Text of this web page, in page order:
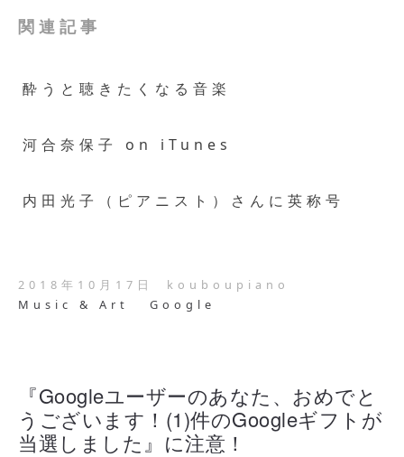
関連記事
酔うと聴きたくなる音楽
河合奈保子 on iTunes
内田光子（ピアニスト）さんに英称号
2018年10月17日
kouboupiano
Music & Art
Google
『Googleユーザーのあなた、おめでと
うございます！(1)件のGoogleギフトが
当選しました』に注意！